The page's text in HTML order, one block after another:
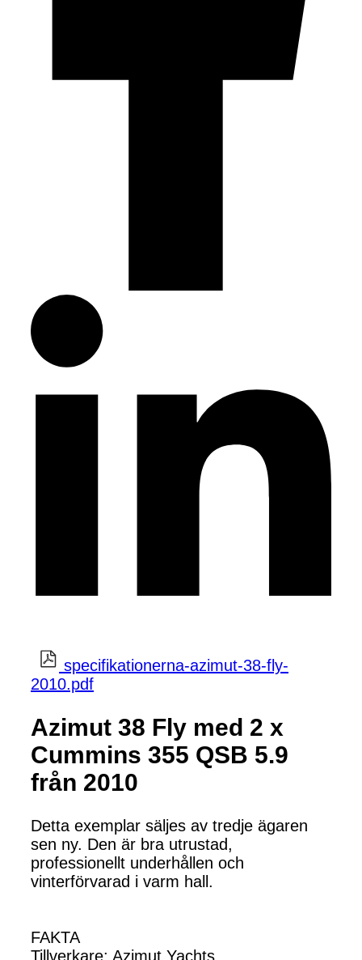
specifikationerna-azimut-38-fly-
2010.pdf
Azimut 38 Fly med 2 x
Cummins 355 QSB 5.9
från 2010
Detta exemplar säljes av tredje ägaren
sen ny. Den är bra utrustad,
professionellt underhållen och
vinterförvarad i varm hall.
FAKTA
Tillverkare: Azimut Yachts